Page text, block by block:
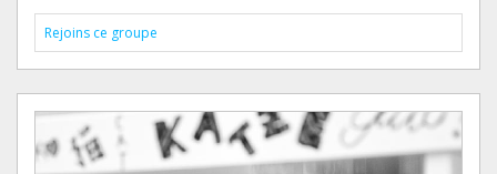
Rejoins ce groupe